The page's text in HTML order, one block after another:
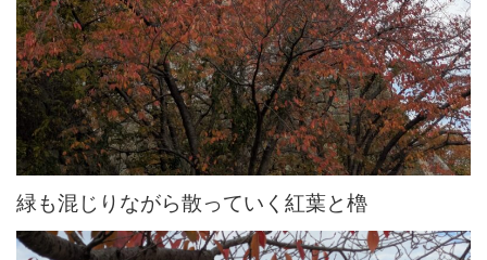
緑も混じりながら散っていく紅葉と櫓